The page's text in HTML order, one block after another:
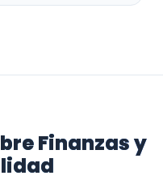
Finanzas y